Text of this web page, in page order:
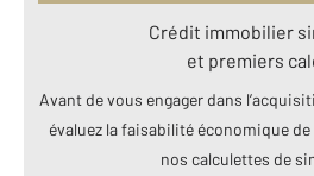
Crédit immobilier
et premiers
Avant de vous engager dans
évaluez la faisabilité économique
nos calculettes de